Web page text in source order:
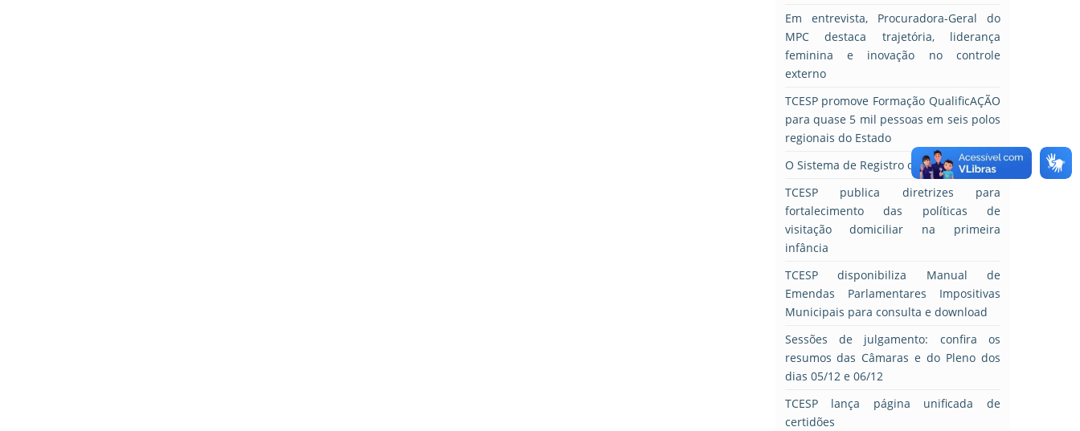
Em entrevista, Procuradora-Geral do
MPC destaca trajetória, liderança
feminina e inovação no controle
externo
TCESP promove Formação QualificAÇÃO
para quase 5 mil pessoas em seis polos
regionais do Estado
O Sistema de Registro de Preços
TCESP publica diretrizes para
fortalecimento das políticas de
visitação domiciliar na primeira
infância
TCESP disponibiliza Manual de
Emendas Parlamentares Impositivas
Municipais para consulta e download
Sessões de julgamento: confira os
resumos das Câmaras e do Pleno dos
dias 05/12 e 06/12
TCESP lança página unificada de
certidões